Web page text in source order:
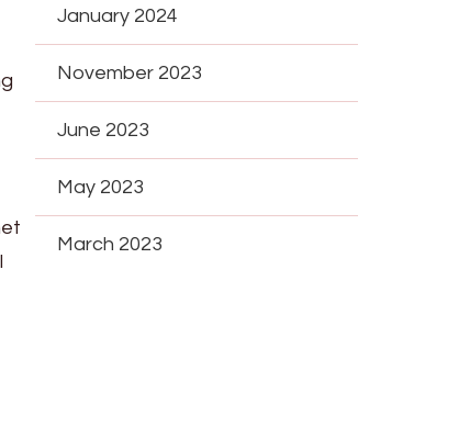
January 2024
November 2023
June 2023
May 2023
March 2023